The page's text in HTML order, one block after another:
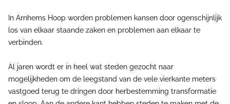
In Arnhems Hoop worden problemen kansen door ogenschijnlijk
los van elkaar staande zaken en problemen aan elkaar te
verbinden.
Al jaren wordt er in heel wat steden gezocht naar
mogelijkheden om de leegstand van de vele vierkante meters
vastgoed terug te dringen door herbestemming transformatie